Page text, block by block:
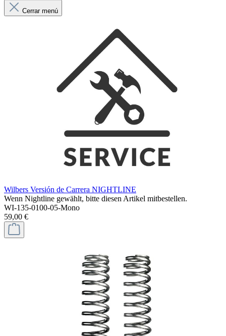
Cerrar menú
Wilbers Versión de Carrera NIGHTLINE
Wenn Nightline gewählt, bitte diesen Artikel mitbestellen.
WI-135-0100-05-Mono
59,00 €